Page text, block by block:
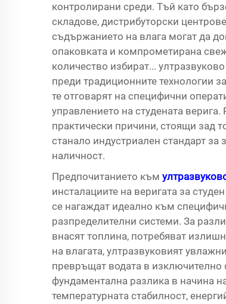
контролирани среди. Тъй като
складове, дистрибуторски
съдържанието на влага могат да
опаковката и компрометирана
количество избират...
преди традиционните технологии
те отговарят на специфични
управлението на студената
практически причини, стоящи зад
станало индустриален стандарт
наличност.
Предпочитанието към
инсталациите на веригата за
се нагаждат идеално към
разпределителни системи. За
внасят топлина, потребяват
на влагата, ултразвуковият
превръщат водата в изключително
фундаментална разлика в начина
температурната стабилност,